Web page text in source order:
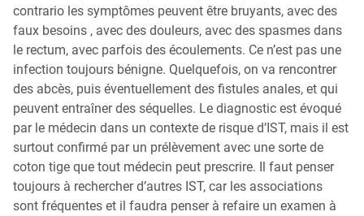
contrario les symptômes peuvent être bruyants, avec des
faux besoins , avec des douleurs, avec des spasmes dans
le rectum, avec parfois des écoulements. Ce n’est pas une
infection toujours bénigne. Quelquefois, on va rencontrer
des abcès, puis éventuellement des fistules anales, et qui
peuvent entraîner des séquelles. Le diagnostic est évoqué
par le médecin dans un contexte de risque d’IST, mais il est
surtout confirmé par un prélèvement avec une sorte de
coton tige que tout médecin peut prescrire. Il faut penser
toujours à rechercher d’autres IST, car les associations
sont fréquentes et il faudra penser à refaire un examen à